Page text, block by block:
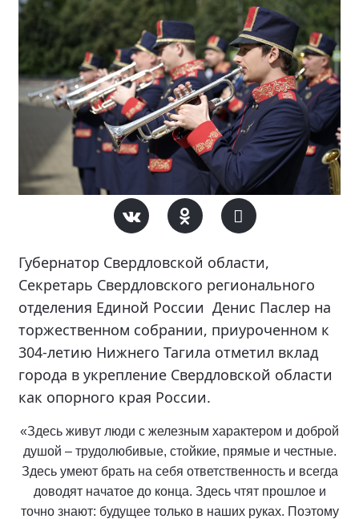
Губернатор Свердловской области,
Секретарь Свердловского регионального
отделения Единой России Денис Паслер на
торжественном собрании, приуроченном к
304-летию Нижнего Тагила отметил вклад
города в укрепление Свердловской области
как опорного края России.
«Здесь живут люди с железным характером и доброй
душой – трудолюбивые, стойкие, прямые и честные.
Здесь умеют брать на себя ответственность и всегда
доводят начатое до конца. Здесь чтят прошлое и
точно знают: будущее только в наших руках. Поэтому